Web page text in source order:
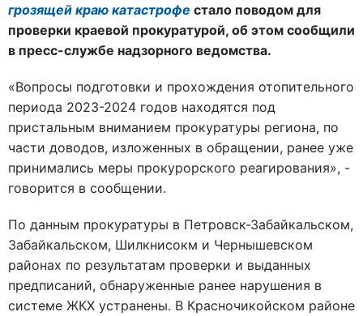
грозящей краю катастрофе стало поводом для
проверки краевой прокуратурой, об этом сообщили
в пресс-службе надзорного ведомства.
«Вопросы подготовки и прохождения отопительного
периода 2023-2024 годов находятся под
пристальным вниманием прокуратуры региона, по
части доводов, изложенных в обращении, ранее уже
принимались меры прокурорского реагирования», -
говорится в сообщении.
По данным прокуратуры в Петровск-Забайкальском,
Забайкальском, Шилкнисокм и Чернышевском
районах по результатам проверки и выданных
предписаний, обнаруженные ранее нарушения в
системе ЖКХ устранены. В Красночикойском районе